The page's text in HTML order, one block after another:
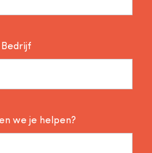
Bedrijf
we je helpen?